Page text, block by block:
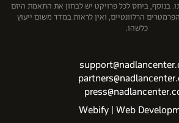
בנוסף, ביחס לכל פרויקט יש לבחון את התאמת היזם
הרלוונטיים, ואין לראות במדד משום ייעוץ
כלשהו.
Webify | Web